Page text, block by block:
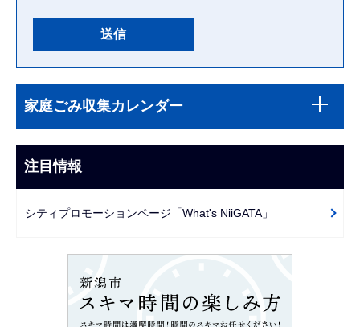
文
こ
ま
で
ビ
ー
家庭ごみ収集カレンダー
注目情報
シティプロモーションページ「What's NiiGATA」